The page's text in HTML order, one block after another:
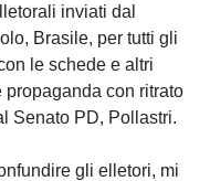
inviati dal
Brasile, per tutti gli
le schede e altri
con ritrato
Senato PD, Pollastri.
gli elletori, mi